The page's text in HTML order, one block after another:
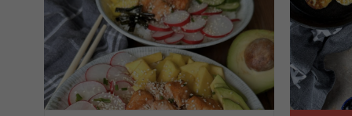
prawną. Pragniemy też
Zaufanych parterów.
Jakie masz prawa w stosunku
Masz między innymi prawo do
także wycofać zgodę na